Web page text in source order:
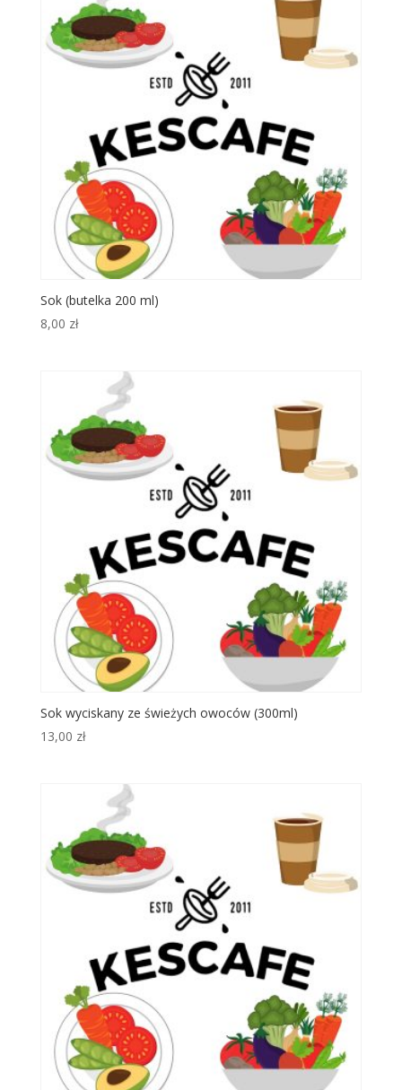
Sok (butelka 200 ml)
8,00 zł
Sok wyciskany ze świeżych owoców (300ml)
13,00 zł